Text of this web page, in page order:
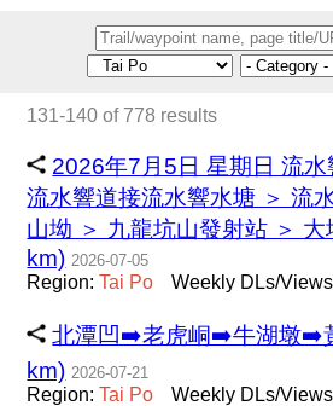
131-140 of 778 results
2026年7月5日 星期日 流
流水響道接流水響水塘 ＞ 流
山坳 ＞ 九龍坑山發射站 ＞
km) 2026-07-05
Region:Tai Po Weekly DLs/
北潭凹➡️老虎峒➡️牛湖墩➡️
km) 2026-07-21
Region:Tai Po Weekly DLs/